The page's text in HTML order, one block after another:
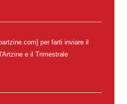
per farti inviare il
e il Trimestrale